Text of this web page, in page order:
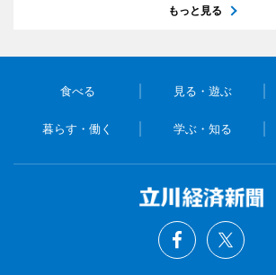
もっと見る
食べる 見る・遊ぶ
暮らす・働く 学ぶ・知る